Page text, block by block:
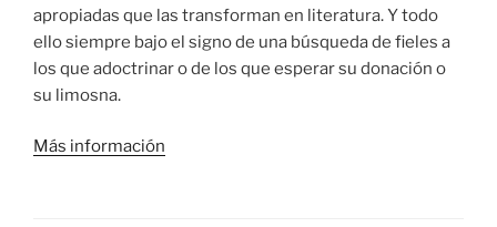
apropiadas que las transforman en literatura. Y todo
ello siempre bajo el signo de una búsqueda de fieles a
los que adoctrinar o de los que esperar su donación o
su limosna.
Más información